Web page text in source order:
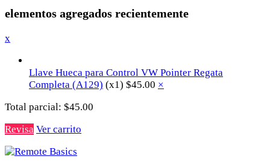
elementos agregados recientemente
x
Llave Hueca para Control VW Pointer Regata
Completa (A129) (x1) $45.00 ×
Total parcial: $45.00
Revisa Ver carrito